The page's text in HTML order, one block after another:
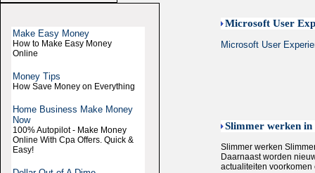
Make Easy Money
How to Make Easy Money
Online
Money Tips
How Save Money on Everything
Home Business Make Money
Now
100% Autopilot - Make Money
Online With Cpa Offers. Quick &
Easy!
Microsoft User
Microsoft User
Slimmer werken in
Slimmer werken
Daarnaast worden
actualiteiten